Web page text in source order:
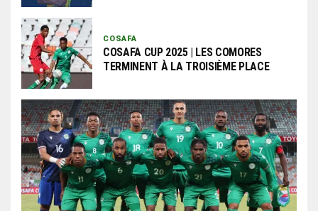
COSAFA
COSAFA CUP 2025 | LES COMORES
TERMINENT À LA TROISIÈME PLACE